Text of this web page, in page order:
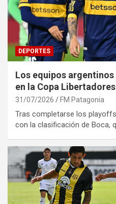
DEPORTES
Los equipos
en la Copa
31/07/2026 FM Patagonia
Tras completarse los
con la clasificación de Boca,